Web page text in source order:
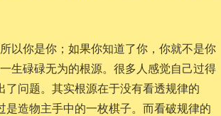
以你是你；如果你知道了你，你就不是你
生碌碌无为的根源。很多人感觉自己过得
问题。其实根源在于没有看透规律的
是造物主手中的一枚棋子。而看破规律的